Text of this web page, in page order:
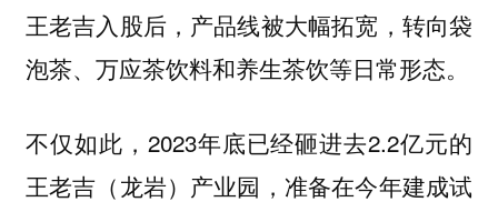
王老吉入股后，产品线被大幅拓宽，转向袋
泡茶、万应茶饮料和养生茶饮等日常形态。
不仅如此，2023年底已经砸进去2.2亿元的
王老吉（龙岩）产业园，准备在今年建成试